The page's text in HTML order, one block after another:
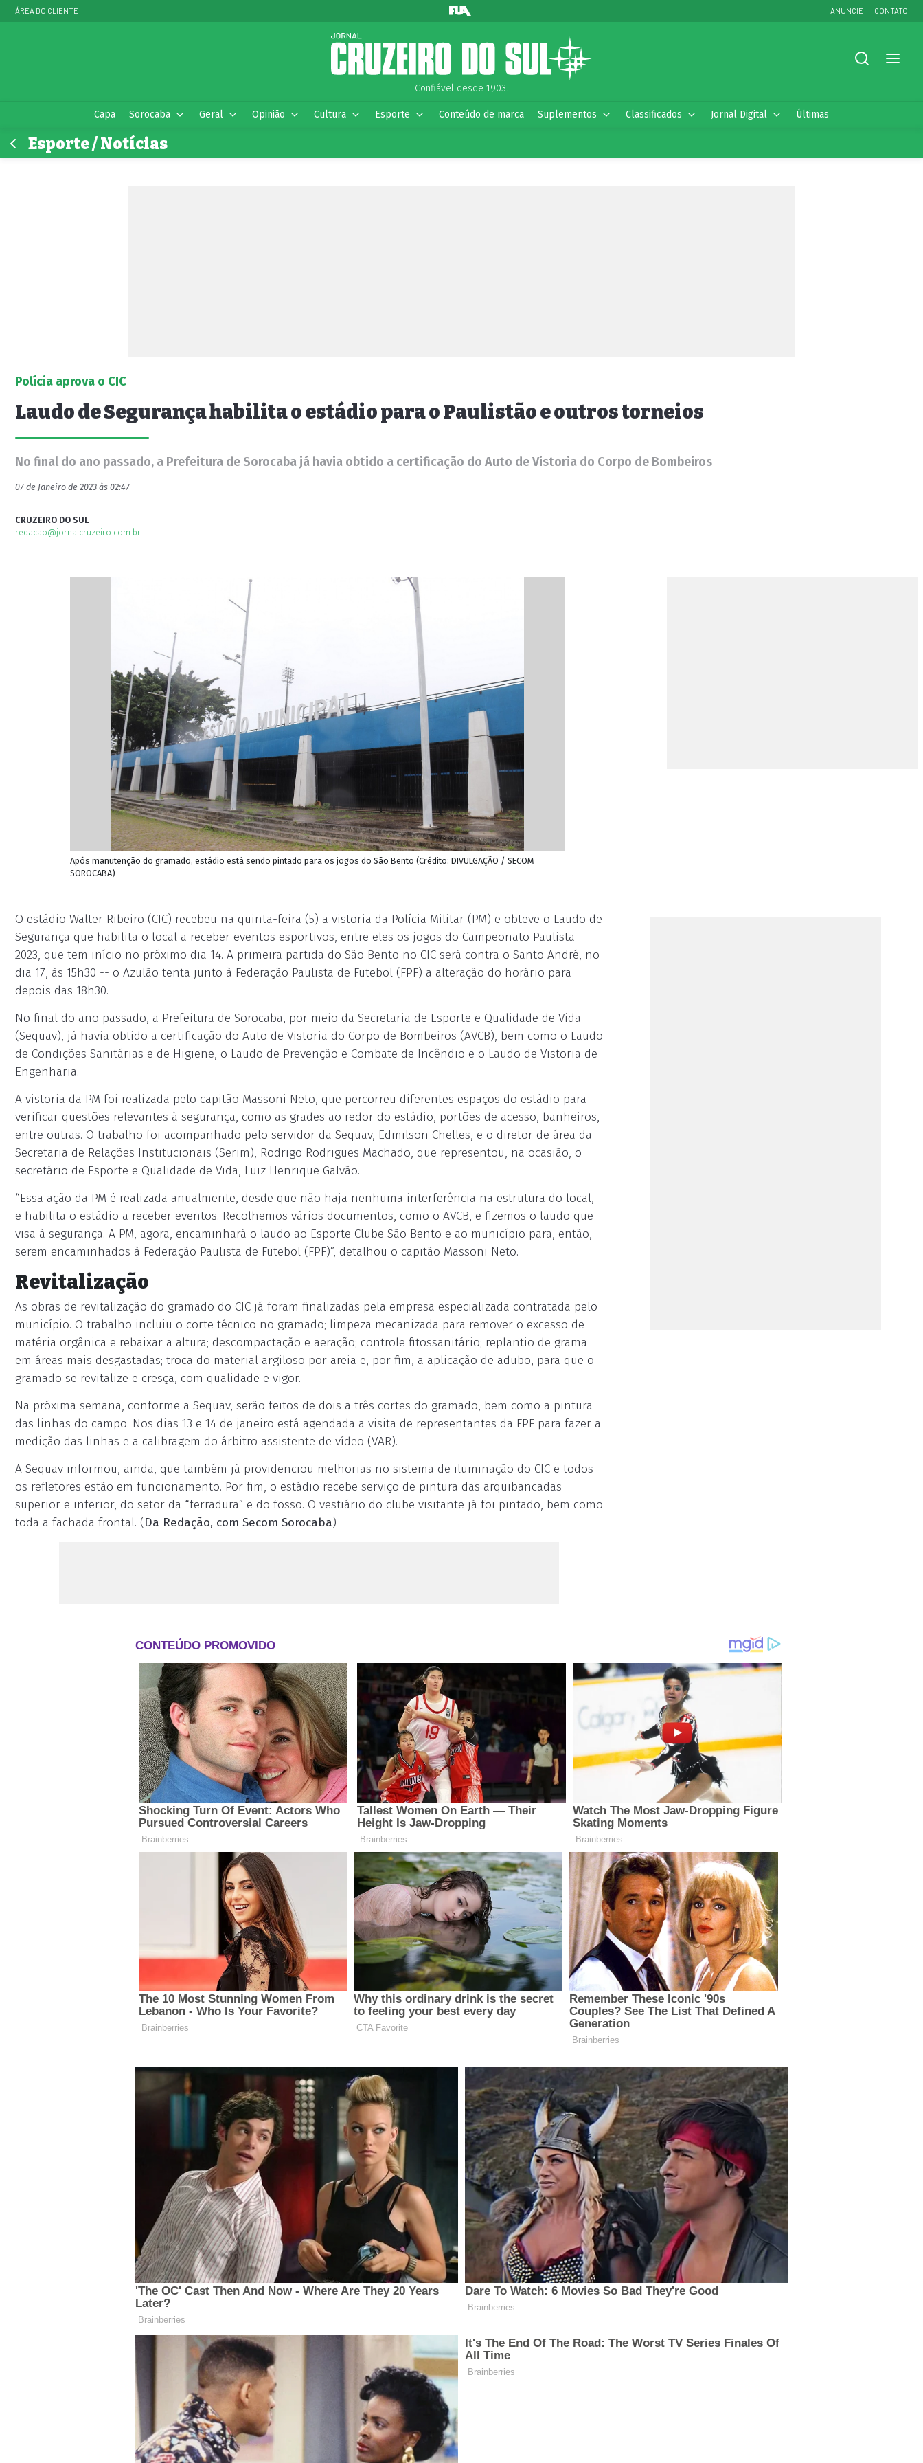
ÁREA DO CLIENTE ANUNCIE CONTATO
Confiável desde 1903.
Capa Sorocaba Geral Opinião Cultura Esporte Conteúdo de marca Suplementos Classificados Jornal Digital Últimas
Esporte / Notícias
Polícia aprova o CIC
Laudo de Segurança habilita o estádio para o Paulistão e outros torneios
No final do ano passado, a Prefeitura de Sorocaba já havia obtido a certificação do Auto de Vistoria do Corpo de Bombeiros
07 de Janeiro de 2023 às 02:47
CRUZEIRO DO SUL
redacao@jornalcruzeiro.com.br
Após manutenção do gramado, estádio está sendo pintado para os jogos do São Bento (Crédito: DIVULGAÇÃO / SECOM
SOROCABA)
O estádio Walter Ribeiro (CIC) recebeu na quinta-feira (5) a vistoria da Polícia Militar (PM) e obteve o Laudo de
Segurança que habilita o local a receber eventos esportivos, entre eles os jogos do Campeonato Paulista
2023, que tem início no próximo dia 14. A primeira partida do São Bento no CIC será contra o Santo André, no
dia 17, às 15h30 -- o Azulão tenta junto à Federação Paulista de Futebol (FPF) a alteração do horário para
depois das 18h30.
No final do ano passado, a Prefeitura de Sorocaba, por meio da Secretaria de Esporte e Qualidade de Vida
(Sequav), já havia obtido a certificação do Auto de Vistoria do Corpo de Bombeiros (AVCB), bem como o Laudo
de Condições Sanitárias e de Higiene, o Laudo de Prevenção e Combate de Incêndio e o Laudo de Vistoria de
Engenharia.
A vistoria da PM foi realizada pelo capitão Massoni Neto, que percorreu diferentes espaços do estádio para
verificar questões relevantes à segurança, como as grades ao redor do estádio, portões de acesso, banheiros,
entre outras. O trabalho foi acompanhado pelo servidor da Sequav, Edmilson Chelles, e o diretor de área da
Secretaria de Relações Institucionais (Serim), Rodrigo Rodrigues Machado, que representou, na ocasião, o
secretário de Esporte e Qualidade de Vida, Luiz Henrique Galvão.
“Essa ação da PM é realizada anualmente, desde que não haja nenhuma interferência na estrutura do local,
e habilita o estádio a receber eventos. Recolhemos vários documentos, como o AVCB, e fizemos o laudo que
visa à segurança. A PM, agora, encaminhará o laudo ao Esporte Clube São Bento e ao município para, então,
serem encaminhados à Federação Paulista de Futebol (FPF)”, detalhou o capitão Massoni Neto.
Revitalização
As obras de revitalização do gramado do CIC já foram finalizadas pela empresa especializada contratada pelo
município. O trabalho incluiu o corte técnico no gramado; limpeza mecanizada para remover o excesso de
matéria orgânica e rebaixar a altura; descompactação e aeração; controle fitossanitário; replantio de grama
em áreas mais desgastadas; troca do material argiloso por areia e, por fim, a aplicação de adubo, para que o
gramado se revitalize e cresça, com qualidade e vigor.
Na próxima semana, conforme a Sequav, serão feitos de dois a três cortes do gramado, bem como a pintura
das linhas do campo. Nos dias 13 e 14 de janeiro está agendada a visita de representantes da FPF para fazer a
medição das linhas e a calibragem do árbitro assistente de vídeo (VAR).
A Sequav informou, ainda, que também já providenciou melhorias no sistema de iluminação do CIC e todos
os refletores estão em funcionamento. Por fim, o estádio recebe serviço de pintura das arquibancadas
superior e inferior, do setor da “ferradura” e do fosso. O vestiário do clube visitante já foi pintado, bem como
toda a fachada frontal. (Da Redação, com Secom Sorocaba)